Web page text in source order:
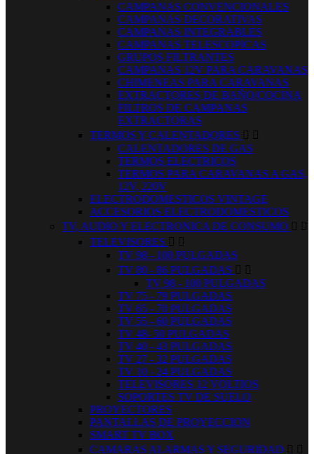
CAMPANAS CONVENCIONALES
CAMPANAS DECORATIVAS
CAMPANAS INTEGRABLES
CAMPANAS TELESCOPICAS
GRUPOS FILTRANTES
CAMPANAS 12V PARA CARAVANAS
CHIMENEAS PARA CARAVANAS
EXTRACTORES DE BAÑO/COCINA
FILTROS DE CAMPANAS
EXTRACTORAS
TERMOS Y CALENTADORES  
CALENTADORES DE GAS
TERMOS ELECTRICOS
TERMOS PARA CARAVANAS A GAS,
12V, 220V
ELECTRODOMESTICOS VINTAGE
ACCESORIOS ELECTRODOMESTICOS
TV, AUDIO Y ELECTRONICA DE CONSUMO  
TELEVISORES  
TV 98 - 100 PULGADAS
TV 80 - 86 PULGADAS  
TV 98 - 100 PULGADAS
TV 75 - 79 PULGADAS
TV 65 - 70 PULGADAS
TV 55 - 60 PULGADAS
TV 48- 50 PULGADAS
TV 40 - 43 PULGADAS
TV 27 - 32 PULGADAS
TV 10 - 24 PULGADAS
TELEVISORES 12 VOLTIOS
SOPORTES TV DE SUELO
PROYECTORES
PANTALLAS DE PROYECCION
SMART TV BOX
CAMARAS ALARMAS Y SEGURIDAD  